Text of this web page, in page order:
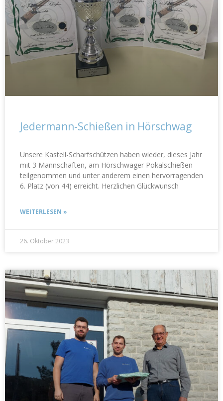
Jedermann-Schießen in Hörschwag
Unsere Kastell-Scharfschützen haben wieder, dieses Jahr
mit 3 Mannschaften, am Hörschwager Pokalschießen
teilgenommen und unter anderem einen hervorragenden
6. Platz (von 44) erreicht. Herzlichen Glückwunsch
WEITERLESEN »
26. Oktober 2023